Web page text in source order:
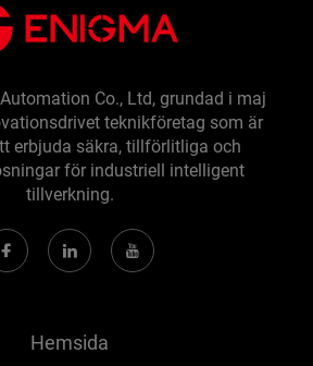
Co., Ltd, grundad i maj
teknikföretag som är
erbjuda säkra, tillförlitliga och
för industriell intelligent
tillverkning.
Hemsida